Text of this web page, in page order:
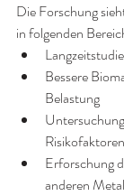
Die Forschung
in folgenden
Bessere
Belastung
Risikofaktoren
Erforschung
anderen